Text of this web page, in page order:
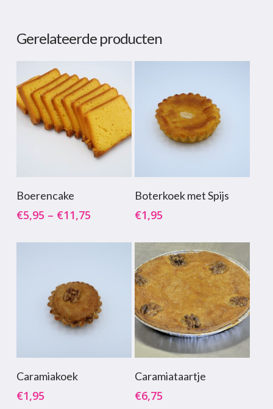
Gerelateerde producten
product
heeft
gekozen
productpagina
Boerencake
€5,95 – €11,75
Winkelwagen
Boterkoek met Spijs
€1,95
Toevoegen Aan
Caramiakoek
€1,95
Toevoegen Aan
Winkelwagen
Caramiataartje
€6,75